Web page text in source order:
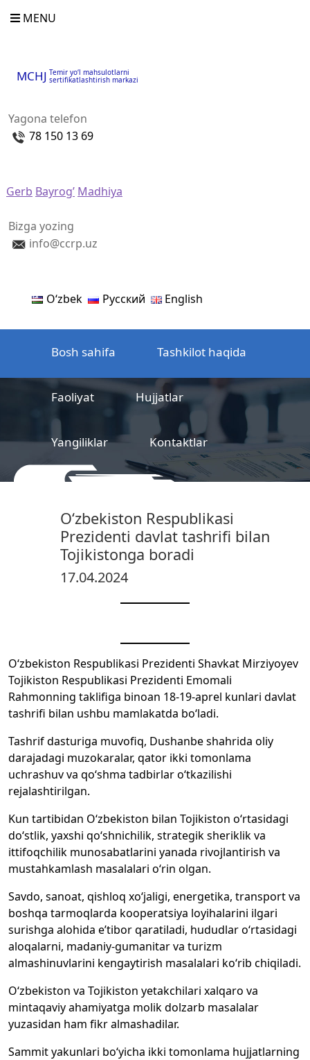
MENU
MCHJ Temir yo‘l mahsulotlarni
sertifikatlashtirish markazi
Yagona telefon
78 150 13 69
Gerb Bayrog’ Madhiya
Bizga yozing
info@ccrp.uz
Oʻzbek Русский English
Bosh sahifa Tashkilot haqida
Faoliyat Hujjatlar
Yangiliklar Kontaktlar
sertifikatlashtirish markazi
O‘zbekiston Respublikasi
Prezidenti davlat tashrifi bilan
Tojikistonga boradi
17.04.2024
O‘zbekiston Respublikasi Prezidenti Shavkat Mirziyoyev
Tojikiston Respublikasi Prezidenti Emomali
Rahmonning taklifiga binoan 18-19-aprel kunlari davlat
tashrifi bilan ushbu mamlakatda bo‘ladi.
Tashrif dasturiga muvofiq, Dushanbe shahrida oliy
darajadagi muzokaralar, qator ikki tomonlama
uchrashuv va qo‘shma tadbirlar o‘tkazilishi
rejalashtirilgan.
Kun tartibidan O‘zbekiston bilan Tojikiston o‘rtasidagi
do‘stlik, yaxshi qo‘shnichilik, strategik sheriklik va
ittifoqchilik munosabatlarini yanada rivojlantirish va
mustahkamlash masalalari o‘rin olgan.
Savdo, sanoat, qishloq xo‘jaligi, energetika, transport va
boshqa tarmoqlarda kooperatsiya loyihalarini ilgari
surishga alohida e’tibor qaratiladi, hududlar o‘rtasidagi
aloqalarni, madaniy-gumanitar va turizm
almashinuvlarini kengaytirish masalalari ko‘rib chiqiladi.
O‘zbekiston va Tojikiston yetakchilari xalqaro va
mintaqaviy ahamiyatga molik dolzarb masalalar
yuzasidan ham fikr almashadilar.
Sammit yakunlari bo‘yicha ikki tomonlama hujjatlarning